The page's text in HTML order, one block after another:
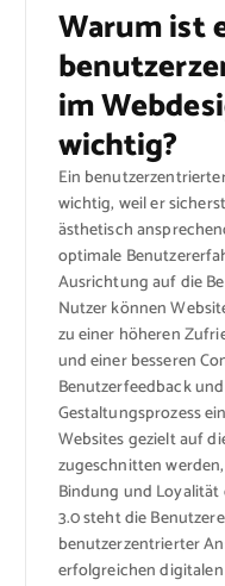
Warum ist
im
wichtig?
Ein
wichtig, weil er
ästhetisch
optimale
Ausrichtung auf die
Nutzer können
zu einer höheren
und einer besseren
Benutzerfeedback
Gestaltungsprozess
Websites gezielt auf
zugeschnitten
Bindung und
3.0 steht die
benutzerzentrierter
erfolgreichen